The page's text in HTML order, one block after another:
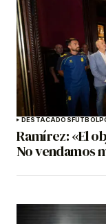
DESTACADOSFÚTBOL
Ramírez: «El
No vendamos